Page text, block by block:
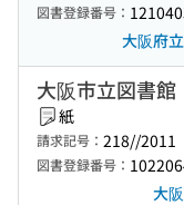
図書登録番号：
大阪府
大阪市立図書館
紙
請求記号： 218//2011
図書登録番号：
大